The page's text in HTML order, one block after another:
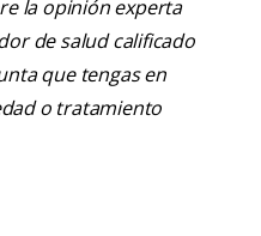
la opinión experta
de salud calificado
que tengas en
o tratamiento